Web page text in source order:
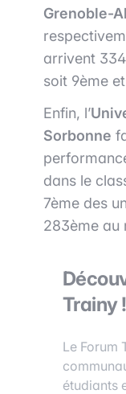
Grenoble-
arrivent
soit 9ème
Enfin, l’
Sorbonne
dans le
7ème des
283ème au
Trainy !
Le Forum
étudiants